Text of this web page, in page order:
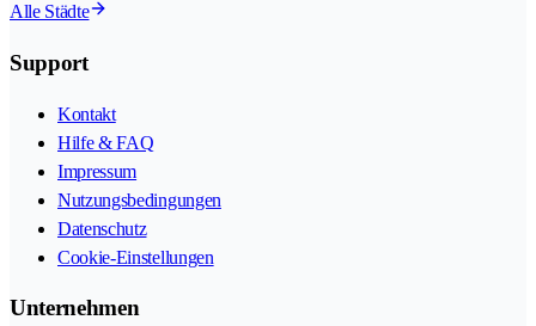
Alle Städte
Support
Kontakt
Hilfe & FAQ
Impressum
Nutzungsbedingungen
Datenschutz
Cookie-Einstellungen
Unternehmen